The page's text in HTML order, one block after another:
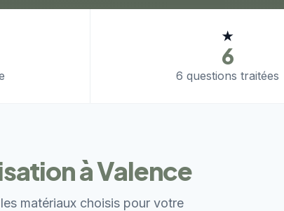
★
6
6 questions traitées
à Valence
matériaux choisis pour votre